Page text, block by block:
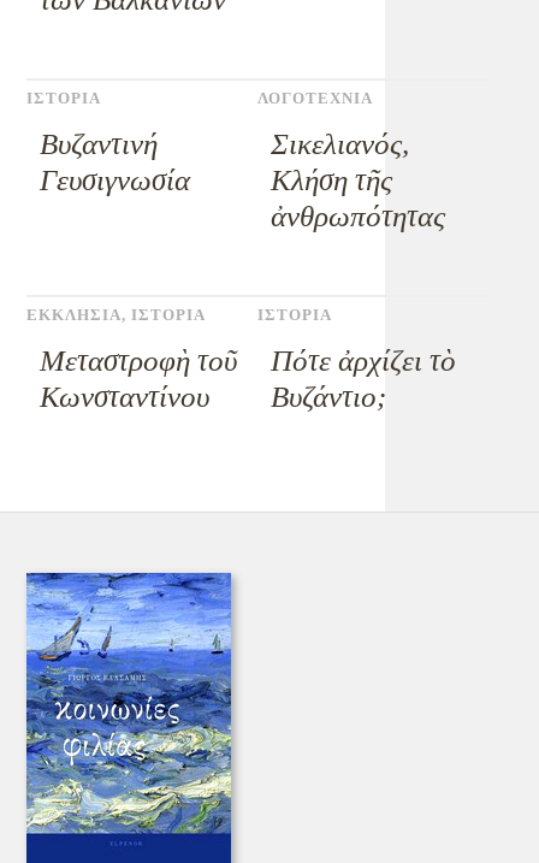
ΙΣΤΟΡΙΑ
Βυζαντινή
Γευσιγνωσία
ΛΟΓΟΤΕΧΝΙΑ
Σικελιανός,
Κλήση τῆς
ἀνθρωπότητας
ΕΚΚΛΗΣΙΑ, ΙΣΤΟΡΙΑ
Μεταστροφὴ τοῦ
Κωνσταντίνου
ΙΣΤΟΡΙΑ
Πότε ἀρχίζει τὸ
Βυζάντιο;